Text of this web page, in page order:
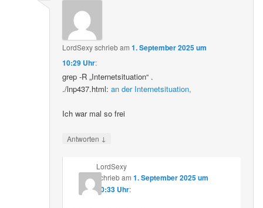
LordSexyschriebam1. September 2025 um
10:29 Uhr:
grep -R „Internetsituation“ .
./lnp437.html:an der Internetsituation,
Ich war mal so frei
Antworten ↓
LordSexy
schriebam 1. September 2025 um
10:33 Uhr: